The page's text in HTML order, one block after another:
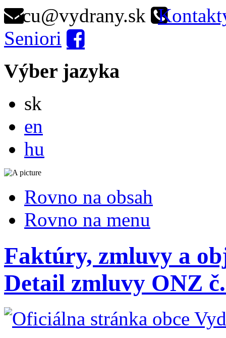
ocu@vydrany.sk
Seniori
Výber jazyka
sk
en
hu
Rovno na obsah
Rovno na menu
Faktúry, zmluvy a
Detail zmluvy ONZ